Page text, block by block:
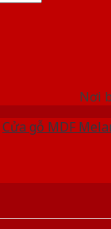
Nơi
Cửa gỗ MDF